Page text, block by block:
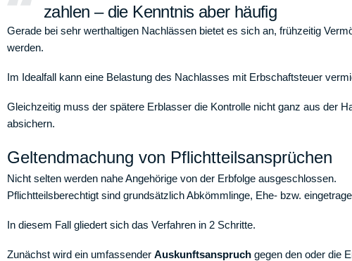
zahlen – die Kenntnis aber häufig
Gerade bei sehr werthaltigen Nachlässen bietet es sich an, frühzeitig
werden.
Im Idealfall kann eine Belastung des Nachlasses mit Erbschaftsteuer
Gleichzeitig muss der spätere Erblasser die Kontrolle nicht ganz aus der
absichern.
Geltendmachung von Pflichtteilsansprüchen
Nicht selten werden nahe Angehörige von der Erbfolge ausgeschlossen.
Pflichtteilsberechtigt sind grundsätzlich Abkömmlinge, Ehe- bzw.
In diesem Fall gliedert sich das Verfahren in 2 Schritte.
Zunächst wird ein umfassender Auskunftsanspruch gegen den oder die